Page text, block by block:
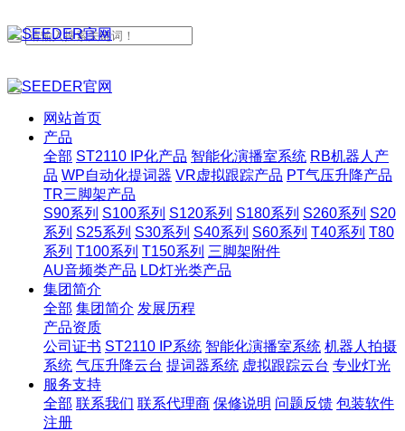
网站首页
产品
全部 ST2110 IP化产品 智能化演播室系统 RB机器人产
品 WP自动化提词器 VR虚拟跟踪产品 PT气压升降产品
TR三脚架产品
S90系列 S100系列 S120系列 S180系列 S260系列 S20
系列 S25系列 S30系列 S40系列 S60系列 T40系列 T80
系列 T100系列 T150系列 三脚架附件
AU音频类产品 LD灯光类产品
集团简介
全部 集团简介 发展历程
产品资质
公司证书 ST2110 IP系统 智能化演播室系统 机器人拍摄
系统 气压升降云台 提词器系统 虚拟跟踪云台 专业灯光
服务支持
全部 联系我们 联系代理商 保修说明 问题反馈 包装软件
注册